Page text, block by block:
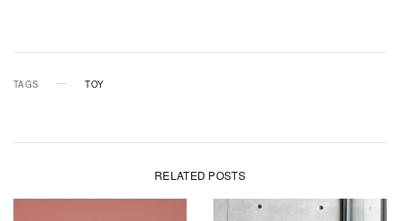
TAGS TOY
RELATED POSTS